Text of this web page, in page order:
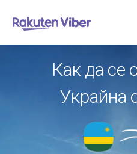
Как да се
Украйна